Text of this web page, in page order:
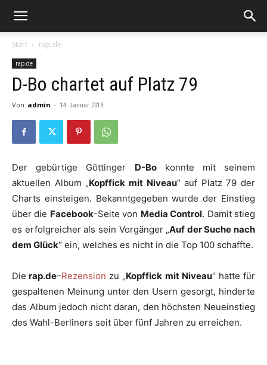
Start rap.de
rap.de
D-Bo chartet auf Platz 79
Von admin - 14. Januar 2013
Der gebürtige Göttinger D-Bokonnte mit seinem
aktuellen Album „Kopffick mit Niveau“ auf Platz 79 der
Charts einsteigen. Bekanntgegeben wurde der Einstieg
über die Facebook-Seite von Media Control. Damit stieg
es erfolgreicher als sein Vorgänger „Auf der Suche nach
dem Glück“ ein, welches es nicht in die Top 100 schaffte.
Die rap.de–Rezension zu „Kopffick mit Niveau“ hatte für
gespaltenen Meinung unter den Usern gesorgt, hinderte
das Album jedoch nicht daran, den höchsten Neueinstieg
des Wahl-Berliners seit über fünf Jahren zu erreichen.